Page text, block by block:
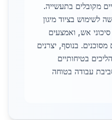
מקובלים בתעשייה.
לשימוש בציוד מיגון
אש, ואמצעים
בנוסף, יצרנים
בטיחותיים
עבודה בטוחה